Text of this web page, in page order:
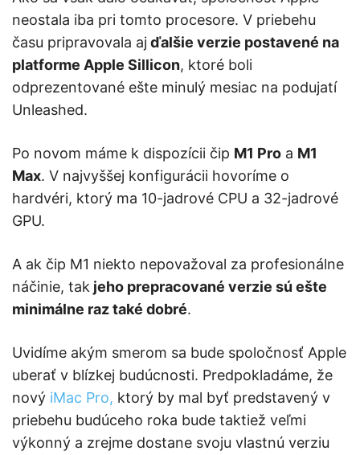
neostala iba pri tomto procesore. V priebehu
času pripravovala aj ďalšie verzie postavené na
platforme Apple Sillicon, ktoré boli
odprezentované ešte minulý mesiac na podujatí
Unleashed.
Po novom máme k dispozícii čip M1 Pro a M1
Max. V najvyššej konfigurácii hovoríme o
hardvéri, ktorý ma 10-jadrové CPU a 32-jadrové
GPU.
A ak čip M1 niekto nepovažoval za profesionálne
náčinie, tak jeho prepracované verzie sú ešte
minimálne raz také dobré.
Uvidíme akým smerom sa bude spoločnosť Apple
uberať v blízkej budúcnosti. Predpokladáme, že
nový iMac Pro, ktorý by mal byť predstavený v
priebehu budúceho roka bude taktiež veľmi
výkonný a zrejme dostane svoju vlastnú verziu